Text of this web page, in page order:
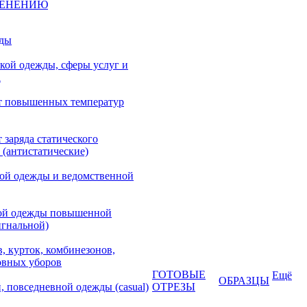
одежды, сферы услуг и
повышенных температур
статического
(антистатические)
одежды и ведомственной
одежды повышенной
курток, комбинезонов,
уборов
повседневной одежды (casual)
ГОТОВЫЕ
ОТРЕЗЫ
ОБРАЗЦЫ Ещё